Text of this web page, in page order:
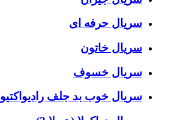
سریال حرفه ای
سریال خاتون
سریال خسوف
سریال خوب بد جلف رادیواکتیو